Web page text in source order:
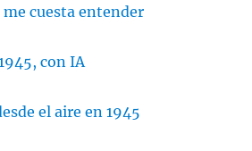
me cuesta entender
con IA
el aire en 1945